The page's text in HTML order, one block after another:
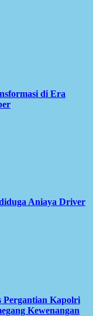
di Era
Aniaya Driver
Pergantian Kapolri
Kewenangan